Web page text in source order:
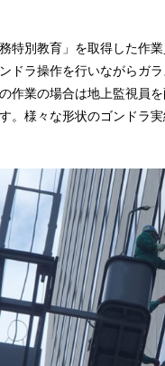
特別教育」を取得した作
ドラ操作を行いながらガ
作業の場合は地上監視員
。様々な形状のゴンドラ